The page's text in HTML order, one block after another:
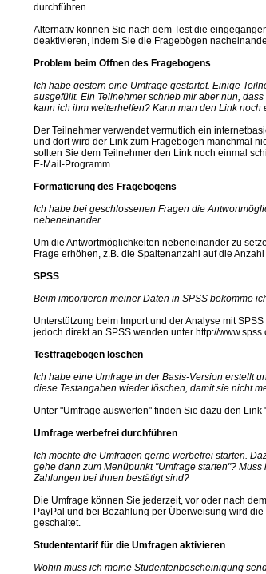
durchführen.
Alternativ können Sie nach dem Test die
deaktivieren, indem Sie die Fragebögen
Problem beim Öffnen des Fragebogens
Ich habe gestern eine Umfrage gestartet. Einige
ausgefüllt. Ein Teilnehmer schrieb mir aber nun,
kann ich ihm weiterhelfen? Kann man den Link
Der Teilnehmer verwendet vermutlich ein
und dort wird der Link zum Fragebogen manchmal
sollten Sie dem Teilnehmer den Link noch einmal
E-Mail-Programm.
Formatierung des Fragebogens
Ich habe bei geschlossenen Fragen die
nebeneinander.
Um die Antwortmöglichkeiten nebeneinander zu
Frage erhöhen, z.B. die Spaltenanzahl auf die
SPSS
Beim importieren meiner Daten in SPSS bekomme
Unterstützung beim Import und der Analyse mit
jedoch direkt an SPSS wenden unter http://
Testfragebögen löschen
Ich habe eine Umfrage in der Basis-Version erstellt
diese Testangaben wieder löschen, damit sie nicht
Unter "Umfrage auswerten" finden Sie dazu den Link
Umfrage werbefrei durchführen
Ich möchte die Umfragen gerne werbefrei starten.
gehe dann zum Menüpunkt "Umfrage starten"?
Zahlungen bei Ihnen bestätigt sind?
Die Umfrage können Sie jederzeit, vor oder nach
PayPal und bei Bezahlung per Überweisung wird
geschaltet.
Studententarif für die Umfragen aktivieren
Wohin muss ich meine Studentenbescheinigung